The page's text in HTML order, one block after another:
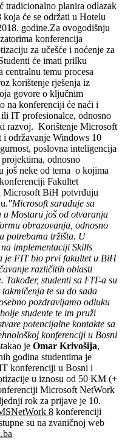
tradicionalno planira odlazak
će se održati u Hotelu
godine.Za ovogodišnju
konferencija
za učešće i noćenje za
će imati prilku
centralnu temu procesa
korištenje rješenja iz
govore o ključnim
na konferenciji će naći i
IT profesionalce, odnosno
razvoj. Korištenje Microsoft
i održavanje Windows 10
poslovna inteligencija
odnosno
još neke od tema o kojima
Fakultet
Microsoft BiH potvrđuju
"Microsoft sarađuje sa
Mostaru još od otvaranja
obrazovanja, odnosno
potrebama tržišta. U
implementaciji Skills
je FIT bio prvi fakultet u BiH
različitih oblasti
Također, studenti sa FIT-a su
te su do sada
pozdravljamo odluku
studente te im pruži
potencijalne kontakte sa
konferenciji u Bosni
je Omar Krivošija,
godina studentima je
konferenciji u Bosni i
u iznosu od 50 KM (+
Microsoft NetWork
rok za prijave je 10.
8 konferenciji
su na zvaničnoj web